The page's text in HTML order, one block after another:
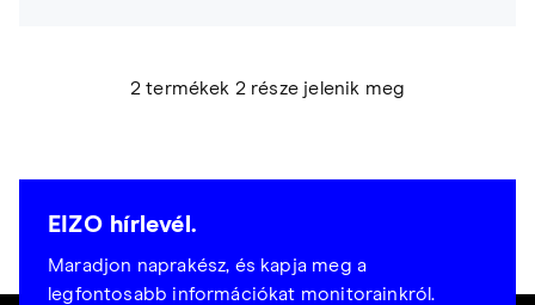
2 termékek 2 része jelenik meg
EIZO hírlevél.
Maradjon naprakész, és kapja meg a
legfontosabb információkat monitorainkról.